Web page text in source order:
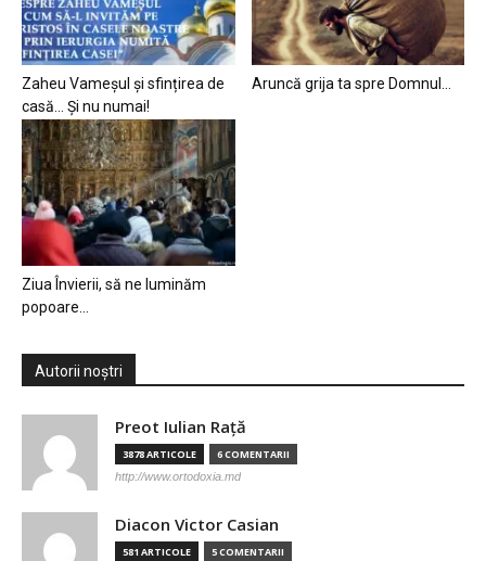
Zaheu Vameșul și sfințirea de
casă… Și nu numai!
Aruncă grija ta spre Domnul…
Ziua Învierii, să ne luminăm
popoare…
Autorii noștri
Preot Iulian Raţă
3878 ARTICOLE 6 COMENTARII
http://www.ortodoxia.md
Diacon Victor Casian
581 ARTICOLE 5 COMENTARII